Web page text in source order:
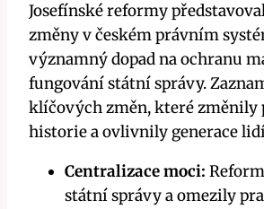
Josefínské reformy
změny v českém právním
významný dopad na ochranu
fungování státní správy.
klíčových změn, které změnily
historie a ovlivnily generace
Centralizace moci:
státní správy a omezily